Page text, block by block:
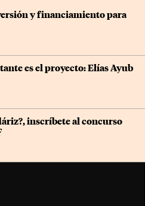
y financiamiento para
es el proyecto: Elías Ayub
inscríbete al concurso